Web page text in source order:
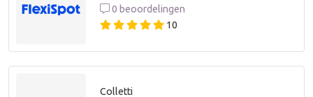
0 beoordelingen
10
Colletti